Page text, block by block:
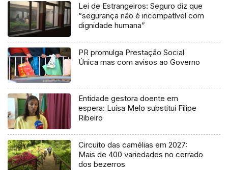
Lei de Estrangeiros: Seguro diz que
“segurança não é incompatível com
dignidade humana”
PR promulga Prestação Social
Única mas com avisos ao Governo
Entidade gestora doente em
espera: Luísa Melo substitui Filipe
Ribeiro
Circuito das camélias em 2027:
Mais de 400 variedades no cerrado
dos bezerros